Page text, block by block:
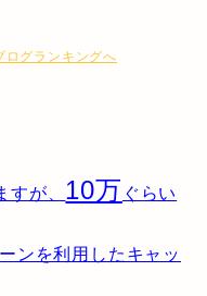
ログランキングへ
が、 10万 ぐらい
ンを利用したキャッ